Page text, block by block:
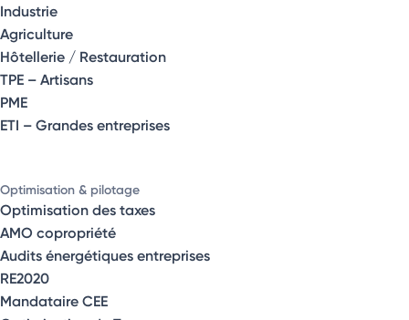
Industrie
Agriculture
Hôtellerie / Restauration
TPE – Artisans
PME
ETI – Grandes entreprises
Optimisation & pilotage
Optimisation des taxes
AMO copropriété
Audits énergétiques entreprises
RE2020
Mandataire CEE